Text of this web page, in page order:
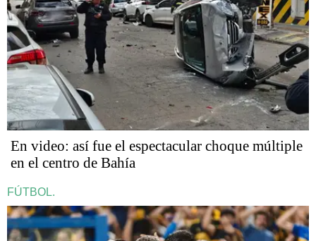
En video: así fue el espectacular choque múltiple
en el centro de Bahía
FÚTBOL.